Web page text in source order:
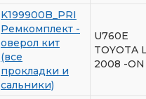
K199900B_PRI
Ремкомплект -
оверол кит
(все
прокладки и
сальники)
U760E
TOYOTA
2008 -ON